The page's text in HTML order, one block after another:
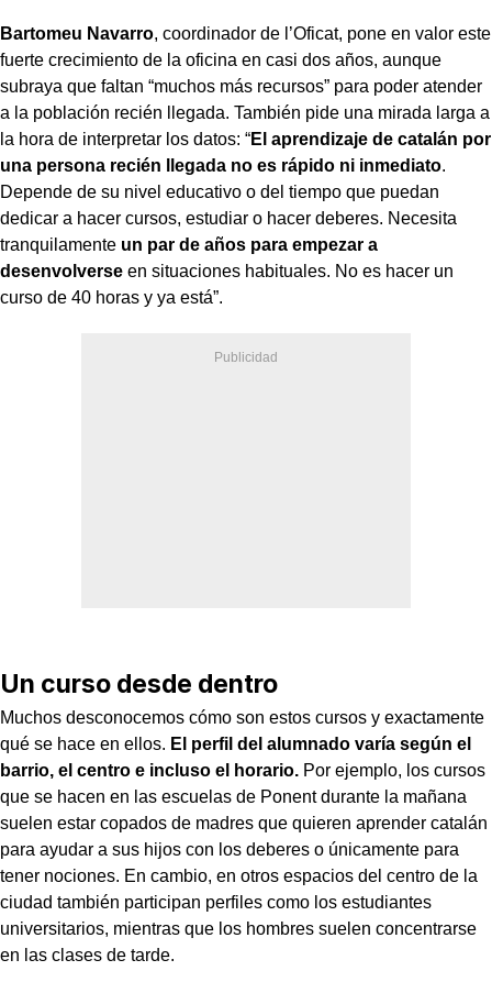
Bartomeu Navarro, coordinador de l’Oficat, pone en valor este
fuerte crecimiento de la oficina en casi dos años, aunque
subraya que faltan “muchos más recursos” para poder atender
a la población recién llegada. También pide una mirada larga a
la hora de interpretar los datos: “El aprendizaje de catalán por
una persona recién llegada no es rápido ni inmediato.
Depende de su nivel educativo o del tiempo que puedan
dedicar a hacer cursos, estudiar o hacer deberes. Necesita
tranquilamente un par de años para empezar a
desenvolverse en situaciones habituales. No es hacer un
curso de 40 horas y ya está”.
Un curso desde dentro
Muchos desconocemos cómo son estos cursos y exactamente
qué se hace en ellos. El perfil del alumnado varía según el
barrio, el centro e incluso el horario. Por ejemplo, los cursos
que se hacen en las escuelas de Ponent durante la mañana
suelen estar copados de madres que quieren aprender catalán
para ayudar a sus hijos con los deberes o únicamente para
tener nociones. En cambio, en otros espacios del centro de la
ciudad también participan perfiles como los estudiantes
universitarios, mientras que los hombres suelen concentrarse
en las clases de tarde.